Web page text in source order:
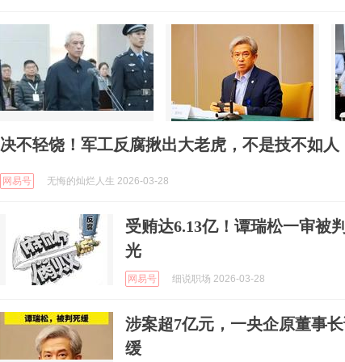
决不轻饶！军工反腐揪出大老虎，不是技不如人
网易号 无悔的灿烂人生 2026-03-28
受贿达6.13亿！谭瑞松一审被
光
网易号 细说职场 2026-03-28
涉案超7亿元，一央企原董事
缓